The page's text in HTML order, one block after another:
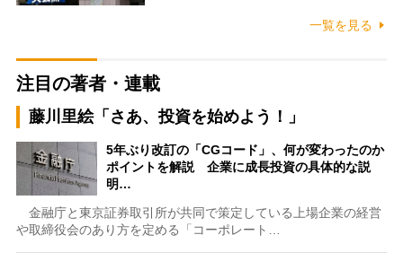
一覧を見る
注目の著者・連載
藤川里絵「さあ、投資を始めよう！」
5年ぶり改訂の「CGコード」、何が変わったのか
ポイントを解説 企業に成長投資の具体的な説
明…
金融庁と東京証券取引所が共同で策定している上場企業の経営
や取締役会のあり方を定める「コーポレート…